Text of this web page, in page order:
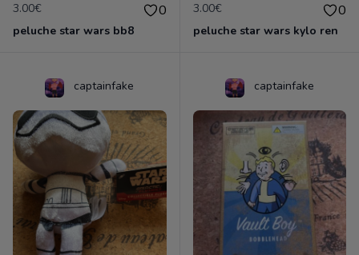
3.00€ 0
peluche star wars bb8
3.00€ 0
peluche star wars kylo ren
captainfake captainfake